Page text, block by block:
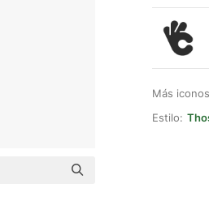
Más
Estilo: